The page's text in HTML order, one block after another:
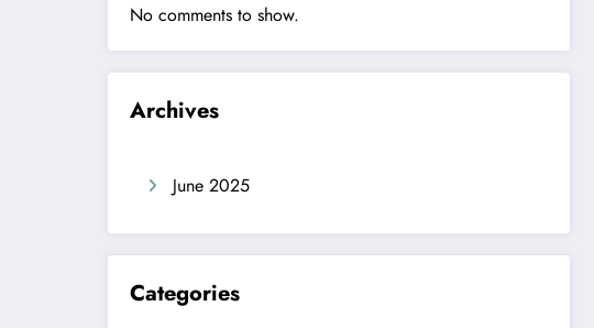
No comments to show.
Archives
June 2025
Categories